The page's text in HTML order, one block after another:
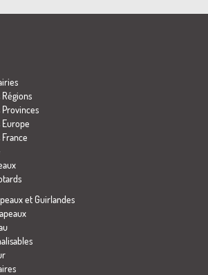
Provinces
Europe
et Guirlandes